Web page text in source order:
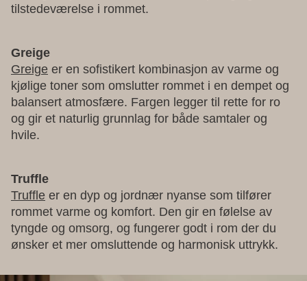
tilstedeværelse i rommet.
Greige
Greige er en sofistikert kombinasjon av varme og
kjølige toner som omslutter rommet i en dempet og
balansert atmosfære. Fargen legger til rette for ro
og gir et naturlig grunnlag for både samtaler og
hvile.
Truffle
Truffle er en dyp og jordnær nyanse som tilfører
rommet varme og komfort. Den gir en følelse av
tyngde og omsorg, og fungerer godt i rom der du
ønsker et mer omsluttende og harmonisk uttrykk.